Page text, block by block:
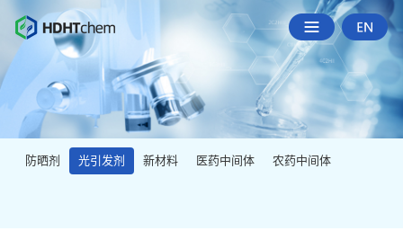
防晒剂 光引发剂 新材料 医药中间体 农药中间体